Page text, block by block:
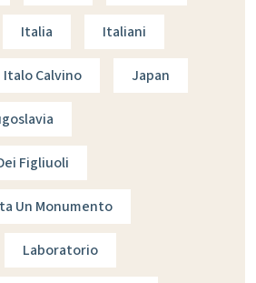
Italia Italiani
Italo Calvino Japan
Figliuoli
Un Monumento
Laboratorio